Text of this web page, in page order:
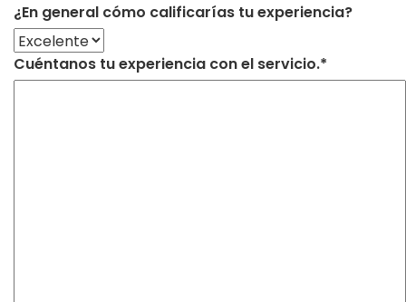
¿En general cómo calificarías tu experiencia?
Cuéntanos tu experiencia con el servicio.*